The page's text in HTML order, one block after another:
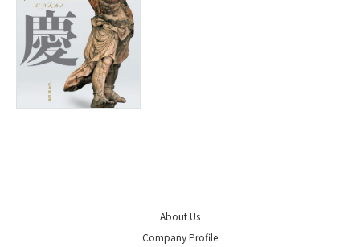
About Us
Company Profile